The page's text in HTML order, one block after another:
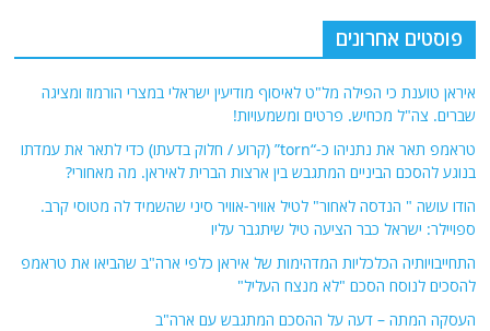
פוסטים אחרונים
איראן טוענת כי הפילה מל"ט לאיסוף מודיעין ישראלי במצרי הורמוז ומציגה
שברים. צה"ל מכחיש. פרטים ומשמעויות!
טראמפ תאר את נתניהו כ-“torn” (קרוע / חלוק בדעתו) כדי לתאר את עמדתו
בנוגע להסכם הביניים המתגבש בין ארצות הברית לאיראן. מה מאחורי?
הודו עושה " הנדסה לאחור" לטיל אוויר-אוויר סיני שהשמיד לה מטוסי קרב.
ספויילר: ישראל כבר הציעה טיל שיתגבר עליו
התחייבויותיה הכלכליות המדהימות של איראן כלפי ארה"ב שהביאו את טראמפ
להסכים לנוסח הסכם "לא מנצח העליל"
העסקה המתה – דעה על ההסכם המתגבש עם ארה"ב